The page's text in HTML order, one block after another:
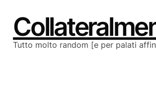
contenuto
Tutto molto random [e per palati